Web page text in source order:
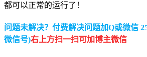
都可以正常的运行了！
问题未解决？付费解决问题加Q或微信
微信号)右上方扫一扫可加博主微信